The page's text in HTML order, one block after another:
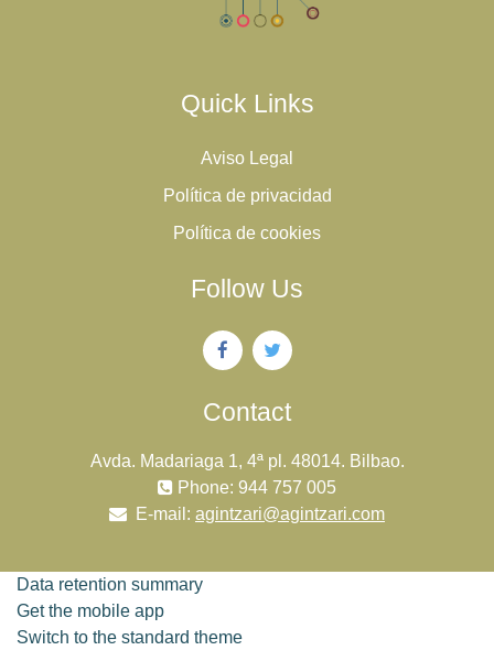
Quick Links
Aviso Legal
Política de privacidad
Política de cookies
Follow Us
Contact
Avda. Madariaga 1, 4ª pl. 48014. Bilbao.
Phone: 944 757 005
E-mail: agintzari@agintzari.com
Data retention summary
Get the mobile app
Switch to the standard theme